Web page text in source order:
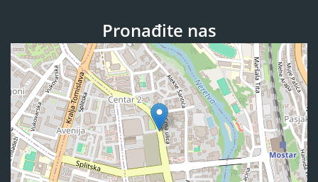
Pronađite nas